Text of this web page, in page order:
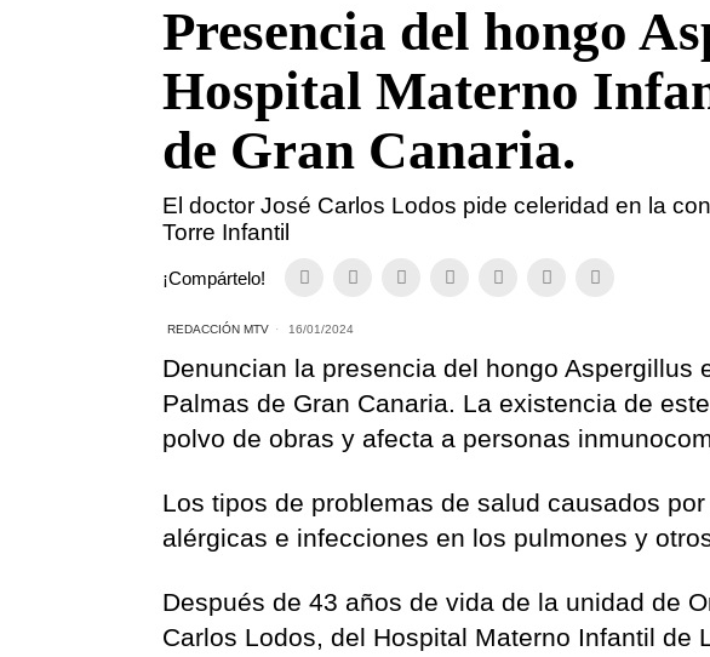
Presencia del hongo
Hospital Materno
de Gran Canaria.
El doctor José Carlos Lodos pide celeridad en la
Torre Infantil
¡Compártelo!
REDACCIÓN MTV 16/01/2024
Denuncian la presencia del hongo Aspergillus
Palmas de Gran Canaria. La existencia de
polvo de obras y afecta a personas
Los tipos de problemas de salud causados
alérgicas e infecciones en los pulmones y
Después de 43 años de vida de la unidad de
Carlos Lodos, del Hospital Materno Infantil de